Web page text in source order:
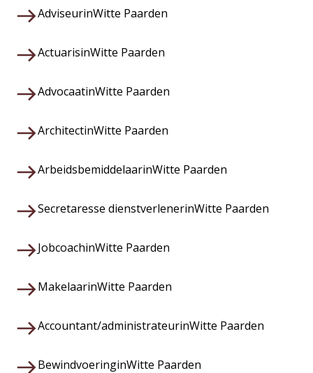
AdviseurinWitte Paarden
ActuarisinWitte Paarden
AdvocaatinWitte Paarden
ArchitectinWitte Paarden
ArbeidsbemiddelaarinWitte Paarden
Secretaresse dienstverlenerinWitte Paarden
JobcoachinWitte Paarden
MakelaarinWitte Paarden
Accountant/administrateurinWitte Paarden
BewindvoeringinWitte Paarden